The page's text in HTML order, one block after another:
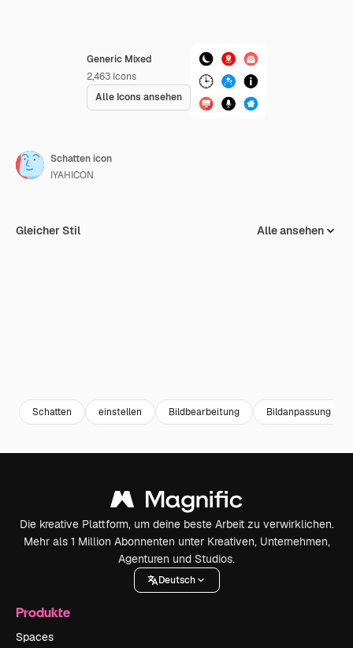
Generic Mixed
2,463 Icons
Alle Icons ansehen
Schatten icon
IYAHICON
Gleicher Stil Alle ansehen
Schatten einstellen Bildbearbeitung Bildanpassung
Die kreative Plattform, um deine beste Arbeit zu verwirklichen.
Mehr als 1 Million Abonnenten unter Kreativen, Unternehmen,
Agenturen und Studios.
Deutsch
Produkte
Spaces